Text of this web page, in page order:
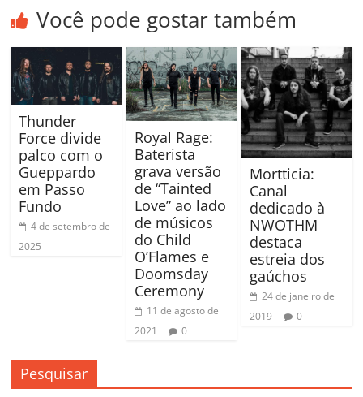
Você pode gostar também
Thunder
Force divide
palco com o
Gueppardo
em Passo
Fundo
4 de setembro de
2025
Royal Rage:
Baterista
grava versão
de “Tainted
Love” ao lado
de músicos
do Child
O’Flames e
Doomsday
Ceremony
11 de agosto de
2021
0
Mortticia:
Canal
dedicado à
NWOTHM
destaca
estreia dos
gaúchos
24 de janeiro de
2019
0
Pesquisar